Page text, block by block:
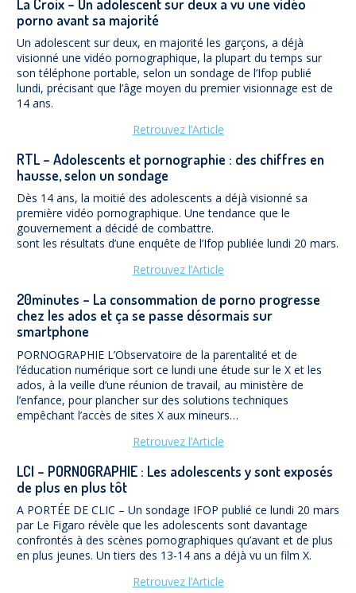
porno avant sa majorité
Un adolescent sur deux, en majorité les garçons, a déjà
visionné une vidéo pornographique, la plupart du temps sur
son téléphone portable, selon un sondage de l’Ifop publié
lundi, précisant que l’âge moyen du premier visionnage est de
14 ans.
Retrouvez l’Article
RTL – Adolescents et pornographie : des chiffres en
hausse, selon un sondage
Dès 14 ans, la moitié des adolescents a déjà visionné sa
première vidéo pornographique. Une tendance que le
gouvernement a décidé de combattre.
sont les résultats d’une enquête de l’Ifop publiée lundi 20 mars.
Retrouvez l’Article
20minutes – La consommation de porno progresse
chez les ados et ça se passe désormais sur
smartphone
PORNOGRAPHIE L’Observatoire de la parentalité et de
l’éducation numérique sort ce lundi une étude sur le X et les
ados, à la veille d’une réunion de travail, au ministère de
l’enfance, pour plancher sur des solutions techniques
empêchant l’accès de sites X aux mineurs…
Retrouvez l’Article
LCI – PORNOGRAPHIE : Les adolescents y sont exposés
de plus en plus tôt
A PORTÉE DE CLIC – Un sondage IFOP publié ce lundi 20 mars
par Le Figaro révèle que les adolescents sont davantage
confrontés à des scènes pornographiques qu’avant et de plus
en plus jeunes. Un tiers des 13-14 ans a déjà vu un film X.
Retrouvez l’Article